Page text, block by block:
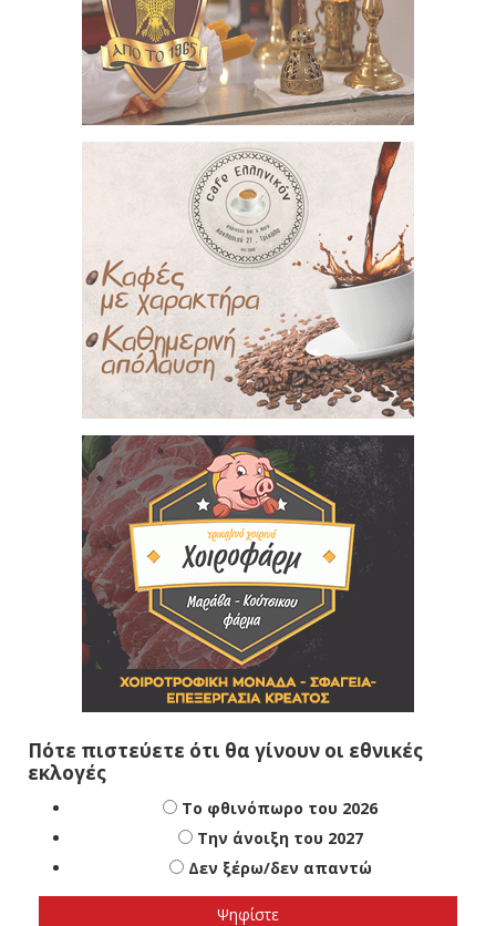
Πότε πιστεύετε ότι θα γίνουν οι εθνικές
εκλογές
Το φθινόπωρο του 2026